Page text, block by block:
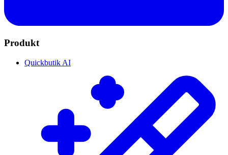
Produkt
Quickbutik AI